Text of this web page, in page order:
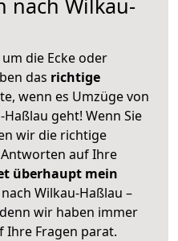
die Ecke oder
das richtige
wenn es Umzüge von
geht! Wenn Sie
wir die richtige
Antworten auf Ihre
überhaupt mein
Wilkau-Haßlau –
wir haben immer
Ihre Fragen parat.